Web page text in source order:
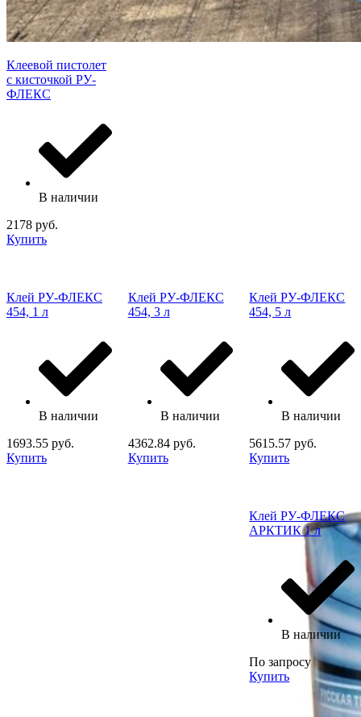
Клеевой пистолет
с кисточкой РУ-
ФЛЕКС
В наличии
2178 руб.
Купить
Клей РУ-ФЛЕКС
454, 1 л
В наличии
1693.55 руб.
Купить
Клей РУ-ФЛЕКС
454, 3 л
В наличии
4362.84 руб.
Купить
Клей РУ-ФЛЕКС
454, 5 л
В наличии
5615.57 руб.
Купить
Клей РУ-ФЛЕКС
АРКТИК 1 л
В наличии
По запросу
Купить